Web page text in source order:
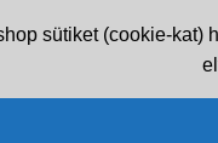
sütiket (cookie-kat)